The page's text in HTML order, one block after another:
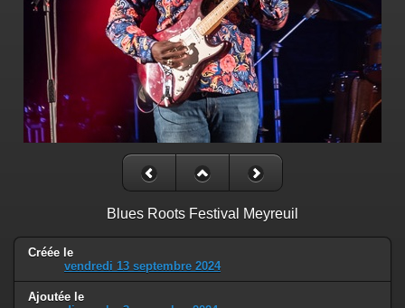
Blues Roots Festival Meyreuil
Créée le
vendredi 13 septembre 2024
Ajoutée le